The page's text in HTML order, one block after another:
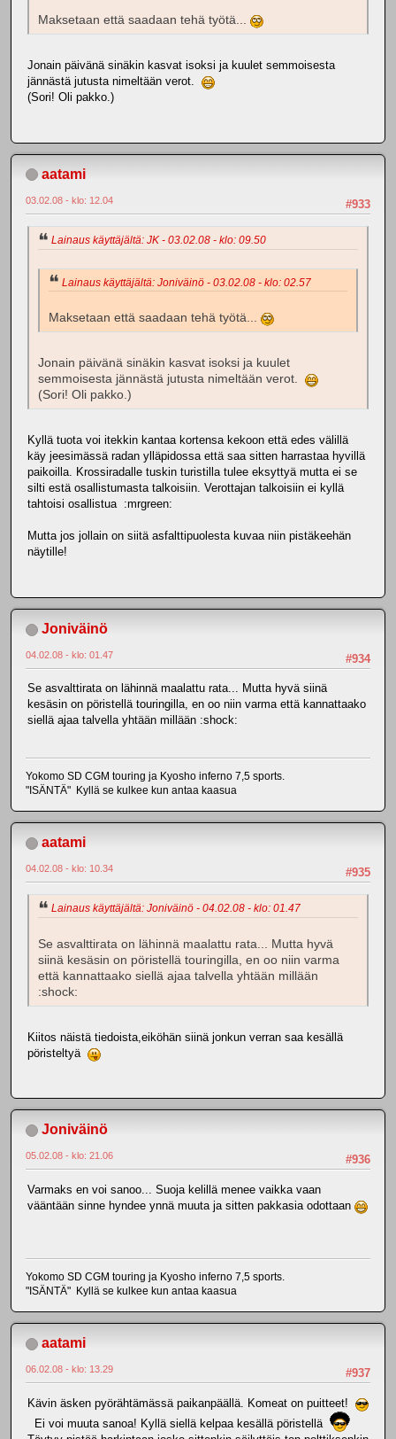
Maksetaan että saadaan tehä työtä...
Jonain päivänä sinäkin kasvat isoksi ja kuulet semmoisesta
jännästä jutusta nimeltään verot.
(Sori! Oli pakko.)
aatami
#933
03.02.08 - klo: 12.04
Lainaus käyttäjältä: JK - 03.02.08 - klo: 09.50
Lainaus käyttäjältä: Joniväinö - 03.02.08 - klo: 02.57
Maksetaan että saadaan tehä työtä...
Jonain päivänä sinäkin kasvat isoksi ja kuulet
semmoisesta jännästä jutusta nimeltään verot.
(Sori! Oli pakko.)
Kyllä tuota voi itekkin kantaa kortensa kekoon että edes välillä
käy jeesimässä radan ylläpidossa että saa sitten harrastaa hyvillä
paikoilla. Krossiradalle tuskin turistilla tulee eksyttyä mutta ei se
silti estä osallistumasta talkoisiin. Verottajan talkoisiin ei kyllä
tahtoisi osallistua :mrgreen:
Mutta jos jollain on siitä asfalttipuolesta kuvaa niin pistäkeehän
näytille!
Joniväinö
#934
04.02.08 - klo: 01.47
Se asvalttirata on lähinnä maalattu rata... Mutta hyvä siinä
kesäsin on pöristellä touringilla, en oo niin varma että kannattaako
siellä ajaa talvella yhtään millään :shock:
Yokomo SD CGM touring ja Kyosho inferno 7,5 sports.
"ISÄNTÄ" Kyllä se kulkee kun antaa kaasua
aatami
#935
04.02.08 - klo: 10.34
Lainaus käyttäjältä: Joniväinö - 04.02.08 - klo: 01.47
Se asvalttirata on lähinnä maalattu rata... Mutta hyvä
siinä kesäsin on pöristellä touringilla, en oo niin varma
että kannattaako siellä ajaa talvella yhtään millään
:shock:
Kiitos näistä tiedoista,eiköhän siinä jonkun verran saa kesällä
pöristeltyä
Joniväinö
#936
05.02.08 - klo: 21.06
Varmaks en voi sanoo... Suoja kelillä menee vaikka vaan
vääntään sinne hyndee ynnä muuta ja sitten pakkasia odottaan
Yokomo SD CGM touring ja Kyosho inferno 7,5 sports.
"ISÄNTÄ" Kyllä se kulkee kun antaa kaasua
aatami
#937
06.02.08 - klo: 13.29
Kävin äsken pyörähtämässä paikanpäällä. Komeat on puitteet!
Ei voi muuta sanoa! Kyllä siellä kelpaa kesällä pöristellä